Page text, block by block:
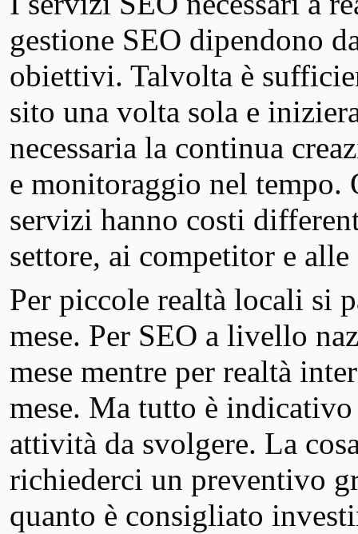
gestione SEO dipendono
obiettivi. Talvolta è
sito una volta sola e
necessaria la continua
e monitoraggio nel
servizi hanno costi
settore, ai competitor e
Per piccole realtà locali si
mese. Per SEO a livello
mese mentre per realtà
mese. Ma tutto è
attività da svolgere. La
richiederci un preventivo
quanto è consigliato